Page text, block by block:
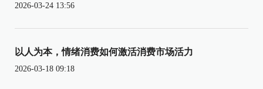
2026-03-24 13:56
以人为本，情绪消费如何激活消费市场活力
2026-03-18 09:18